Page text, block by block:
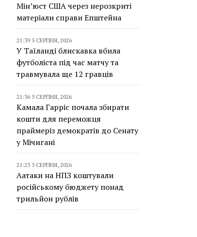
Мін’юст США через нерозкриті
матеріали справи Епштейна
21:39 5 СЕРПНЯ, 2026
У Таїланді блискавка вбила
футболіста під час матчу та
травмувала ще 12 гравців
21:36 5 СЕРПНЯ, 2026
Камала Гарріс почала збирати
кошти для переможця
праймеріз демократів до Сенату
у Мічигані
21:23 5 СЕРПНЯ, 2026
Аатаки на НПЗ коштували
російському бюджету понад
трильйон рублів